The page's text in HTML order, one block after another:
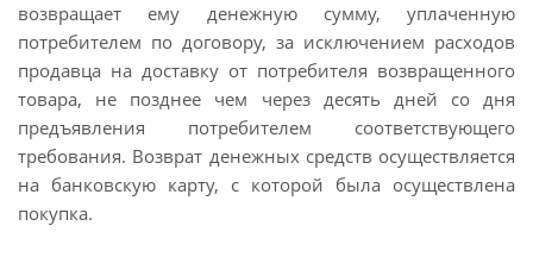
возвращает ему денежную сумму, уплаченную
потребителем по договору, за исключением расходов
продавца на доставку от потребителя возвращенного
товара, не позднее чем через десять дней со дня
предъявления потребителем соответствующего
требования. Возврат денежных средств осуществляется
на банковскую карту, с которой была осуществлена
покупка.